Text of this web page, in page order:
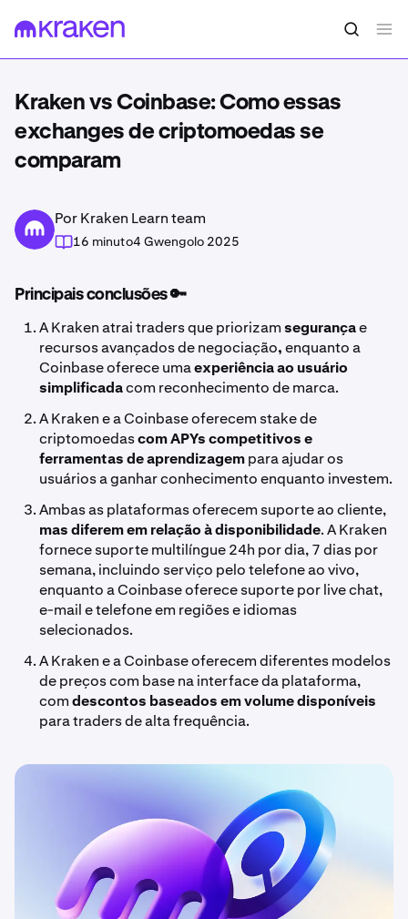
Kraken vs Coinbase: Como essas
exchanges de criptomoedas se
comparam
Por Kraken Learn team
16 minuto4 Gwengolo 2025
Principais conclusões 🔑
A Kraken atrai traders que priorizamsegurançae
recursos avançados de negociação,enquanto a
Coinbase oferece umaexperiência ao usuário
simplificadacom reconhecimento de marca.
A Kraken e a Coinbase oferecem stake de
criptomoedascom APYs competitivos e
ferramentas de aprendizagempara ajudar os
usuários a ganhar conhecimento enquanto investem.
Ambas as plataformas oferecem suporte ao cliente,
mas diferem em relação à disponibilidade. A Kraken
fornece suporte multilíngue 24h por dia, 7 dias por
semana, incluindo serviço pelo telefone ao vivo,
enquanto a Coinbase oferece suporte por live chat,
e-mail e telefone em regiões e idiomas
selecionados.
A Kraken e a Coinbase oferecem diferentes modelos
de preços com base na interface da plataforma,
comdescontos baseados em volumedisponíveis
para traders de alta frequência.